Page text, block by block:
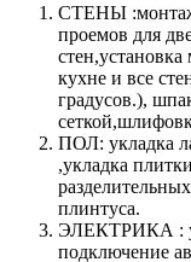
СТЕНЫ :монтаж
проемов для
кухне и все
градусов.),
ПОЛ: укладка
,укладка
плинтуса.
ЭЛЕКТРИКА :
подключение